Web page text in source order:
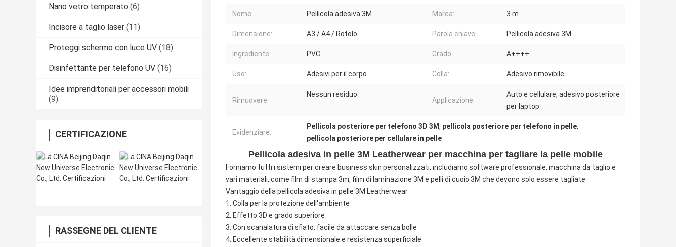
Nano vetro temperato (6)
Incisore a taglio laser (11)
Proteggi schermo con luce UV (18)
Disinfettante per telefono UV (16)
Idee imprenditoriali per accessori mobili
(9)
CERTIFICAZIONE
RASSEGNE DEL CLIENTE
Nome: Pellicola adesiva 3M Marca: 3 m
Dimensione: A3 / A4 / Rotolo Parola chiave: Pellicola adesiva 3M
Ingrediente: PVC Grado: A++++
Uso: Adesivi per il corpo Colla: Adesivo rimovibile
Rimuovere:
Nessun residuo
Applicazione:
Auto e cellulare, adesivo posteriore
per laptop
Evidenziare:
Pellicola posteriore per telefono 3D 3M, pellicola posteriore per telefono in pelle,
pellicola posteriore per cellulare in pelle
Pellicola adesiva in pelle 3M Leatherwear per macchina per tagliare la pelle mobile
Forniamo tutti i sistemi per creare business skin personalizzati, includiamo software professionale, macchina da taglio e
vari materiali, come film di stampa 3m, film di laminazione 3M e pelli di cuoio 3M che devono solo essere tagliate.
Vantaggio della pellicola adesiva in pelle 3M Leatherwear
1. Colla per la protezione dell'ambiente
2. Effetto 3D e grado superiore
3. Con scanalatura di sfiato, facile da attaccare senza bolle
4. Eccellente stabilità dimensionale e resistenza superficiale